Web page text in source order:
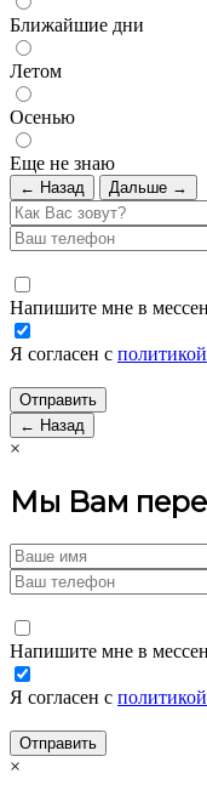
Ближайшие дни
Летом
Осенью
Еще не знаю
← Назад Дальше →
Напишите мне в
Я согласен с
← Назад
×
Мы Вам
Напишите мне в
Я согласен с
×